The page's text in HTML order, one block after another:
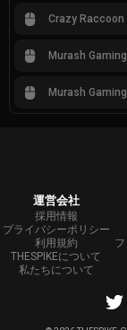
Crazy Raccoon
Murash
Murash
運営会社
採用情報
プライバシーポリシー
利用規約
THESPIKEについて
私たちについて